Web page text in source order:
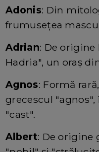
Adonis: Din
frumusețea
Adrian: De
Hadria", un oraș
Agnos: Formă
grecescul
"cast".
Albert: De origine